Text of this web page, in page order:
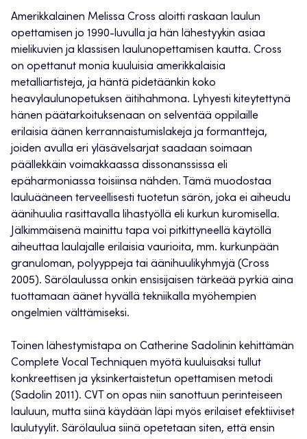
Amerikkalainen Melissa Cross aloitti raskaan laulun
opettamisen jo 1990-luvulla ja hän lähestyykin asiaa
mielikuvien ja klassisen laulunopettamisen kautta. Cross
on opettanut monia kuuluisia amerikkalaisia
metalliartisteja, ja häntä pidetäänkin koko
heavylaulunopetuksen äitihahmona. Lyhyesti kiteytettynä
hänen päätarkoituksenaan on selventää oppilaille
erilaisia äänen kerrannaistumislakeja ja formantteja,
joiden avulla eri yläsävelsarjat saadaan soimaan
päällekkäin voimakkaassa dissonanssissa eli
epäharmoniassa toisiinsa nähden. Tämä muodostaa
lauluääneen terveellisesti tuotetun särön, joka ei aiheudu
äänihuulia rasittavalla lihastyöllä eli kurkun kuromisella.
Jälkimmäisenä mainittu tapa voi pitkittyneellä käytöllä
aiheuttaa laulajalle erilaisia vaurioita, mm. kurkunpään
granuloman, polyyppeja tai äänihuulikyhmyjä (Cross
2005). Särölaulussa onkin ensisijaisen tärkeää pyrkiä aina
tuottamaan äänet hyvällä tekniikalla myöhempien
ongelmien välttämiseksi.
Toinen lähestymistapa on Catherine Sadolinin kehittämän
Complete Vocal Techniquen myötä kuuluisaksi tullut
konkreettisen ja yksinkertaistetun opettamisen metodi
(Sadolin 2011). CVT on opas niin sanottuun perinteiseen
lauluun, mutta siinä käydään läpi myös erilaiset efektiiviset
laulutyylit. Särölaulua siinä opetetaan siten, että ensin